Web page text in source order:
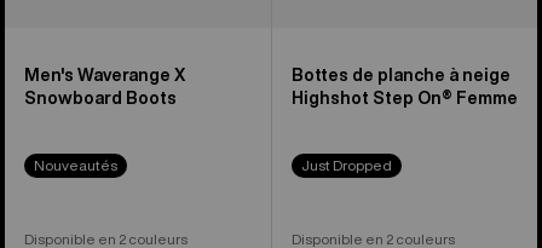
Men's Waverange X
Snowboard Boots
Nouveautés
Disponible en 2 couleurs
Bottes de planche à neige
Highshot Step On® Femme
Just Dropped
Disponible en 2 couleurs